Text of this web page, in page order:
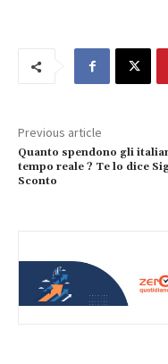
Previous article
Quanto spendono gli
tempo reale ? Te lo dice
Sconto